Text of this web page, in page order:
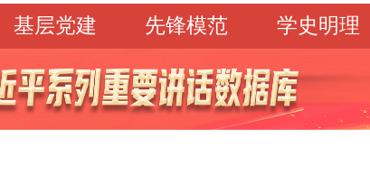
基层党建 先锋模范
学史明理
态 经验交流 文明实践
观 专题库